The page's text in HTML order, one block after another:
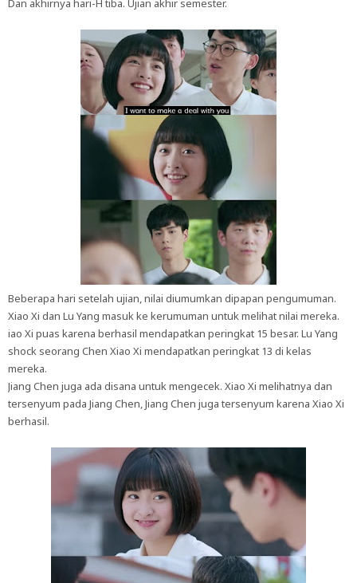
Dan akhirnya hari-H tiba. Ujian akhir semester.
Beberapa hari setelah ujian, nilai diumumkan dipapan pengumuman.
Xiao Xi dan Lu Yang masuk ke kerumuman untuk melihat nilai mereka.
iao Xi puas karena berhasil mendapatkan peringkat 15 besar. Lu Yang
shock seorang Chen Xiao Xi mendapatkan peringkat 13 di kelas
mereka.
Jiang Chen juga ada disana untuk mengecek. Xiao Xi melihatnya dan
tersenyum pada Jiang Chen, Jiang Chen juga tersenyum karena Xiao Xi
berhasil.